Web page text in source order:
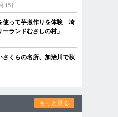
15日
使って芋煮作りを体験 埼
ランドむさしの村」
くらの名所、加治川で秋
もっと見る